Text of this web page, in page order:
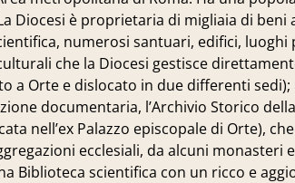
Diocesi è proprietaria di migliaia di
numerosi santuari, edifici,
che la Diocesi gestisce
a Orte e dislocato in due differenti
documentaria, l’Archivio Storico della
nell’ex Palazzo episcopale di Orte),
ecclesiali, da alcuni monasteri
Biblioteca scientifica con un ricco e